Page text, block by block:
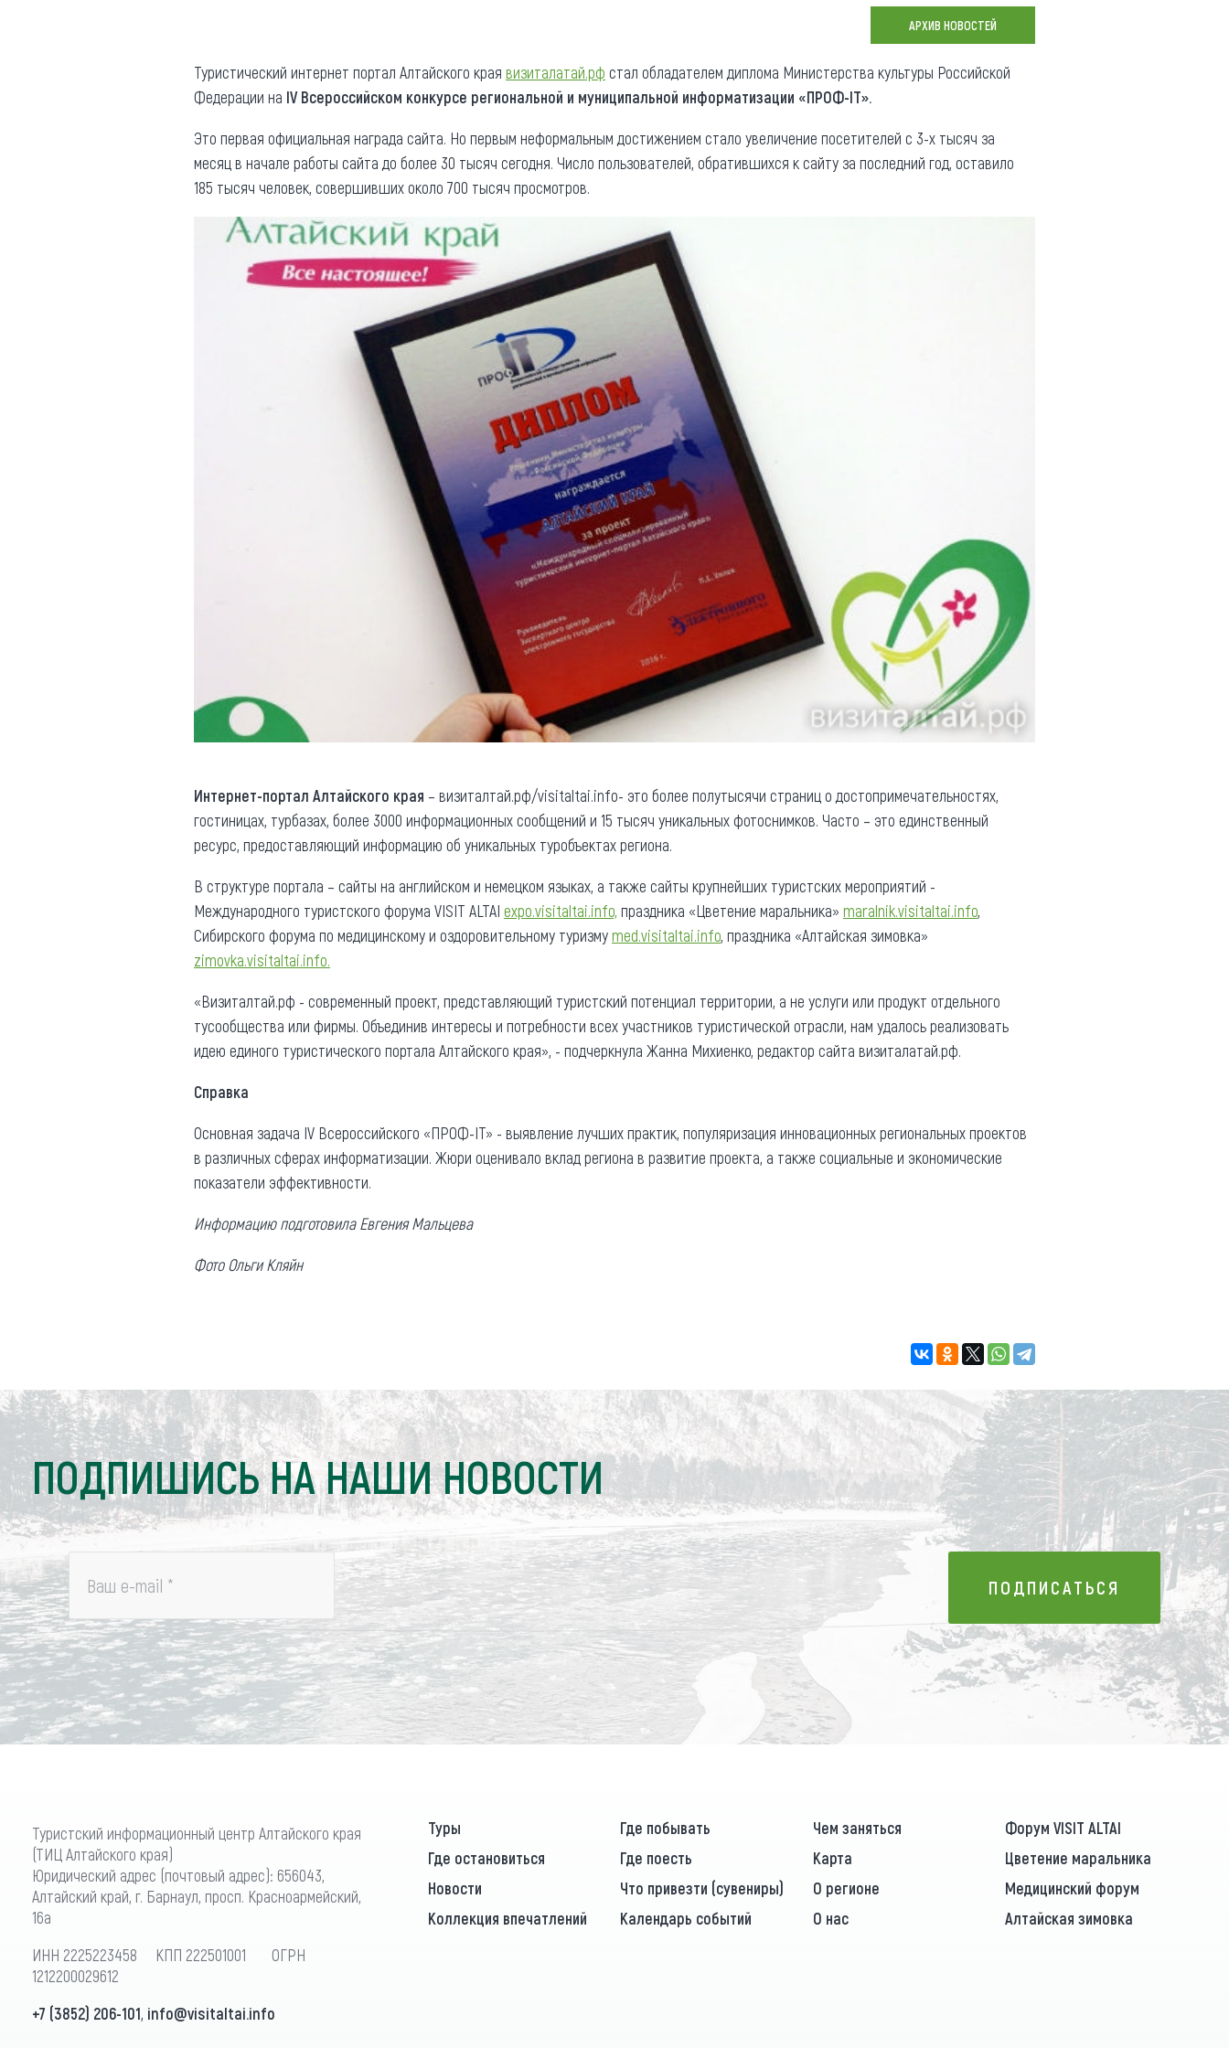
Придорожные кафе
Новости
Что привезти (сувениры)
Общая информация
Как добраться
Карты и буклеты
Коллекция впечатлений
Блог путешественника
АРХИВ НОВОСТЕЙ
Туристический интернет портал Алтайского края визиталатай.рф стал обладателем диплома Министерства культуры Российской
Федерации на IV Всероссийском конкурсе региональной и муниципальной информатизации «ПРОФ-IT».
Это первая официальная награда сайта. Но первым неформальным достижением стало увеличение посетителей с 3-х тысяч за
месяц в начале работы сайта до более 30 тысяч сегодня. Число пользователей, обратившихся к сайту за последний год, оставило
185 тысяч человек, совершивших около 700 тысяч просмотров.
Интернет-портал Алтайского края – визиталтай.рф/visitaltai.info- это более полутысячи страниц о достопримечательностях,
гостиницах, турбазах, более 3000 информационных сообщений и 15 тысяч уникальных фотоснимков. Часто – это единственный
ресурс, предоставляющий информацию об уникальных туробъектах региона.
В структуре портала – сайты на английском и немецком языках, а также сайты крупнейших туристских мероприятий -
Международного туристского форума VISIT ALTAI expo.visitaltai.info, праздника «Цветение маральника» maralnik.visitaltai.info,
Сибирского форума по медицинскому и оздоровительному туризмуmed.visitaltai.info, праздника «Алтайская зимовка»
zimovka.visitaltai.info.
«Визиталтай.рф - современный проект, представляющий туристский потенциал территории, а не услуги или продукт отдельного
тусообщества или фирмы. Объединив интересы и потребности всех участников туристической отрасли, нам удалось реализовать
идею единого туристического портала Алтайского края», - подчеркнула Жанна Михиенко, редактор сайта визиталатай.рф.
Справка
Основная задача IV Всероссийского «ПРОФ-IT» - выявление лучших практик, популяризация инновационных региональных проектов
в различных сферах информатизации. Жюри оценивало вклад региона в развитие проекта, а также социальные и экономические
показатели эффективности.
Информацию подготовила Евгения Мальцева
Фото Ольги Кляйн
ПОДПИШИСЬ НА НАШИ НОВОСТИ
Ваш e-mail * ПОДПИСАТЬСЯ
ПОДПИСАТЬСЯ
Туристский информационный центр Алтайского края
(ТИЦ Алтайского края)
Юридический адрес (почтовый адрес): 656043,
Алтайский край, г. Барнаул, просп. Красноармейский,
16а
ИНН 2225223458 КПП 222501001 ОГРН
1212200029612
+7 (3852) 206-101, info@visitaltai.info
Туры Где побывать Чем заняться
Форум VISIT ALTAI
Где остановиться
Где поесть Карта
Цветение маральника
Новости
Что привезти (сувениры) О регионе
Медицинский форум
Коллекция впечатлений
Календарь событий О нас Алтайская зимовка